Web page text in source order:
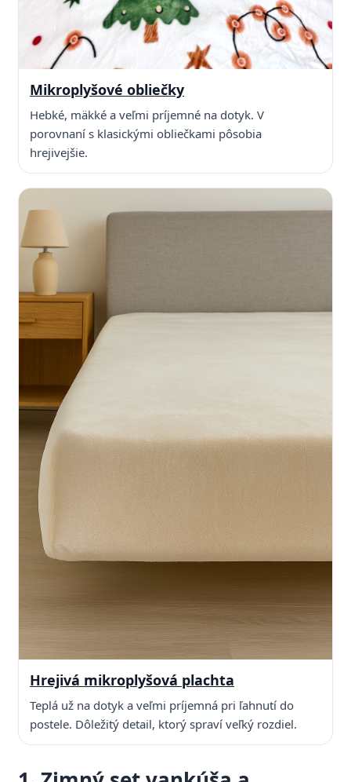
Mikroplyšové obliečky
Hebké, mäkké a veľmi príjemné na dotyk. V
porovnaní s klasickými obliečkami pôsobia
hrejivejšie.
Hrejivá mikroplyšová plachta
Teplá už na dotyk a veľmi príjemná pri ľahnutí do
postele. Dôležitý detail, ktorý spraví veľký rozdiel.